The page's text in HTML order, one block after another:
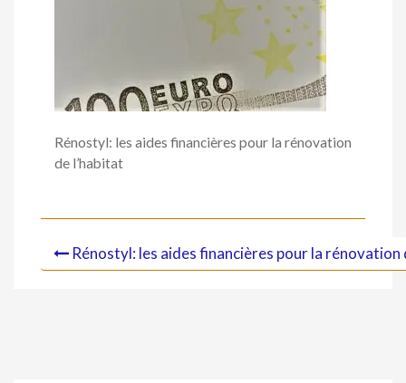
Rénostyl: les aides financières pour la rénovation
de l’habitat
Rénostyl: les aides financières pour la rénovation